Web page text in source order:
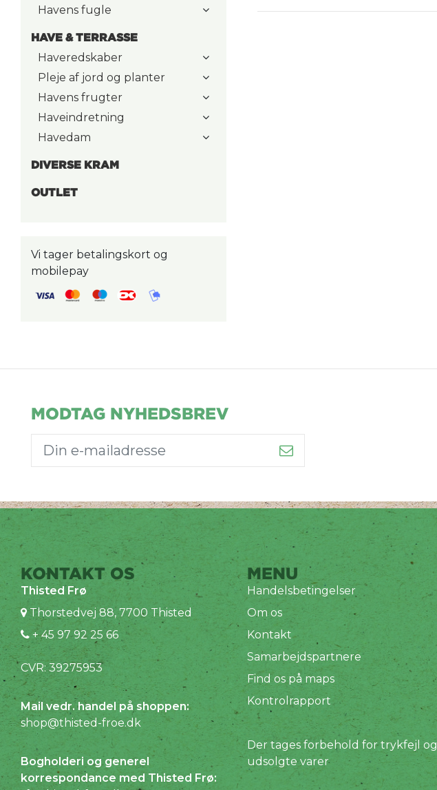
Havens fugle
HAVE & TERRASSE
Haveredskaber
Pleje af jord og planter
Havens frugter
Haveindretning
Havedam
DIVERSE KRAM
OUTLET
Vi tager betalingskort og
mobilepay
MODTAG NYHEDSBREV
KONTAKT OS
Thisted Frø
Thorstedvej 88, 7700 Thisted
+ 45 97 92 25 66
CVR: 39275953
Mail vedr. handel på shoppen:
shop@thisted-froe.dk
Bogholderi og generel
korrespondance med Thisted Frø:
MENU
Handelsbetingelser
Om os
Kontakt
Samarbejdspartnere
Find os på maps
Kontrolrapport
Der tages forbehold for trykfejl og
udsolgte varer